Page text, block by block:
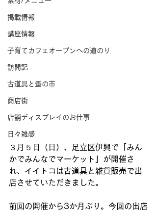
掲載情報
講座情報
子育てカフェオープンへの道のり
訪問記
古道具と蚤の市
商店街
店舗ディスプレイのお仕事
日々雑感
３月５日（日）、足立区伊興で「みん
かでみんなでマーケット」が開催さ
れ、イイトコは古道具と雑貨販売で出
店させていただきました。
前回の開催から3か月ぶり。今回の出店